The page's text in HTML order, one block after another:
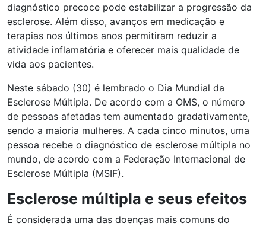
diagnóstico precoce pode estabilizar a progressão da
esclerose. Além disso, avanços em medicação e
terapias nos últimos anos permitiram reduzir a
atividade inflamatória e oferecer mais qualidade de
vida aos pacientes.
Neste sábado (30) é lembrado o Dia Mundial da
Esclerose Múltipla. De acordo com a OMS, o número
de pessoas afetadas tem aumentado gradativamente,
sendo a maioria mulheres. A cada cinco minutos, uma
pessoa recebe o diagnóstico de esclerose múltipla no
mundo, de acordo com a Federação Internacional de
Esclerose Múltipla (MSIF).
Esclerose múltipla e seus efeitos
É considerada uma das doenças mais comuns do